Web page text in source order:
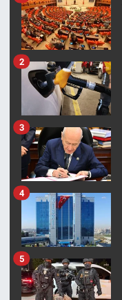
2
3
4
5